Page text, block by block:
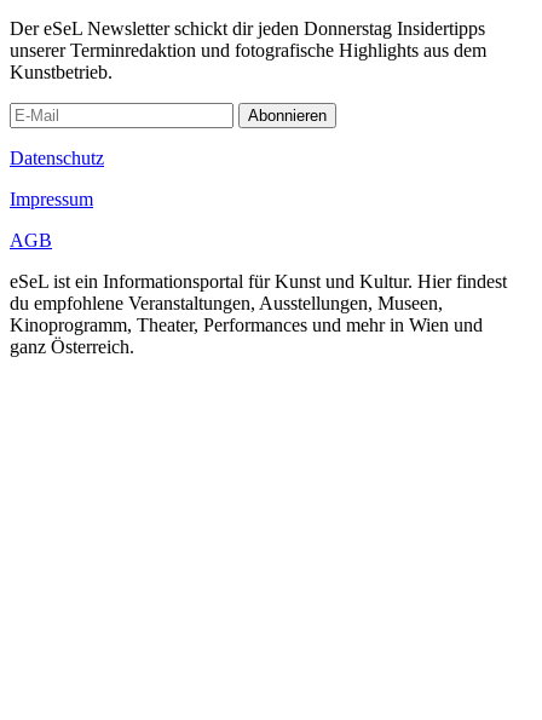
Der eSeL Newsletter schickt dir jeden Donnerstag Insidertipps
unserer Terminredaktion und fotografische Highlights aus dem
Kunstbetrieb.
Abonnieren
Datenschutz
Impressum
AGB
eSeL ist ein Informationsportal für Kunst und Kultur. Hier findest
du empfohlene Veranstaltungen, Ausstellungen, Museen,
Kinoprogramm, Theater, Performances und mehr in Wien und
ganz Österreich.